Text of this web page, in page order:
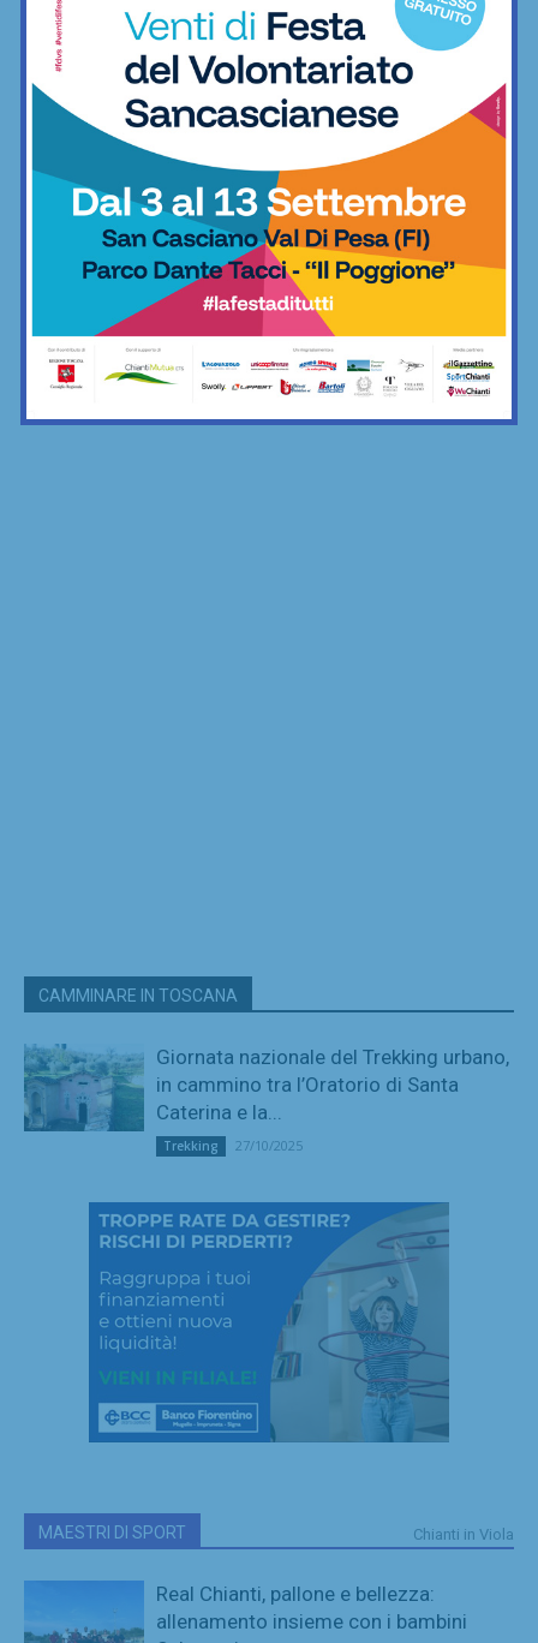
Calcio
Sette ripescaggi per la Seconda
Categoria 2026/27: fa festa anche la
Virtus Lilliano
Vittoria il rimonta contro i giovani viola:
2-1 Rondinella nella prima amichevole
CAMMINARE IN TOSCANA
Giornata nazionale del Trekking urbano,
in cammino tra l’Oratorio di Santa
Caterina e la...
Trekking 27/10/2025
MAESTRI DI SPORT Chianti in Viola
Real Chianti, pallone e bellezza:
allenamento insieme con i bambini